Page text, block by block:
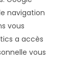
navigation
vous
a accès
vous